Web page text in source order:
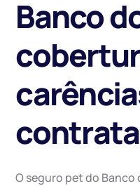
Banco
O seguro pet do Banco